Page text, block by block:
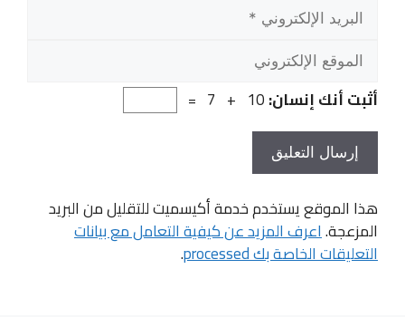
أثبت أنك إنسان:10 + 7 =
هذا الموقع يستخدم خدمة أكيسميت للتقليل من البريد
المزعجة.اعرف المزيد عن كيفية التعامل مع بيانات
التعليقات الخاصة بك processed .